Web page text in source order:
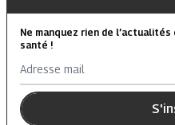
Ne manquez rien de
santé !
Adresse mail